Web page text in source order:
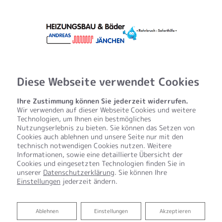
Startseite»Bad»Badinspiration & Musterbäder»Luxus-Bad 8,2
Diese Webseite verwendet Cookies
Ihre Zustimmung können Sie jederzeit widerrufen.
Wir verwenden auf dieser Webseite Cookies und weitere
Technologien, um Ihnen ein bestmögliches
Nutzungserlebnis zu bieten. Sie können das Setzen von
Cookies auch ablehnen und unsere Seite nur mit den
technisch notwendigen Cookies nutzen. Weitere
Informationen, sowie eine detaillierte Übersicht der
Cookies und eingesetzten Technologien finden Sie in
unserer Datenschutzerklärung. Sie können Ihre
Einstellungen jederzeit ändern.
Akzeptieren
Einstellungen
Ablehnen
Ablehnen